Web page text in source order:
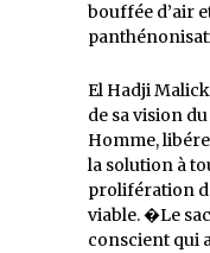
bouffée d’air
El Hadji
de sa vision
Homme,
la solution à
prolifération
viable. �Le
conscient qui